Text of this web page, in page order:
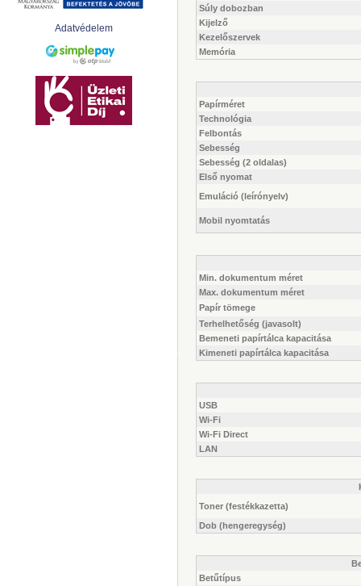
Adatvédelem
Súly dobozban
Kijelző
Kezelőszervek
Memória
Papírméret
Technológia
Felbontás
Sebesség
Sebesség (2 oldalas)
Első nyomat
Emuláció (leírónyelv)
Mobil nyomtatás
Min. dokumentum méret
Max. dokumentum méret
Papír tömege
Terhelhetőség (javasolt)
Bemeneti papírtálca kapacitása
Kimeneti papírtálca kapacitása
USB
Wi-Fi
Wi-Fi Direct
LAN
Toner (festékkazetta)
Dob (hengeregység)
Betűtípus